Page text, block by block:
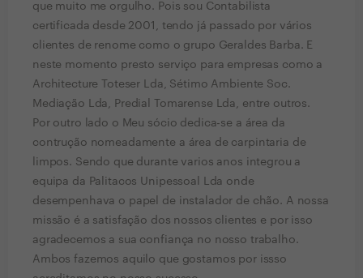
que muito me orgulho. Pois sou Contabilista
certificada desde 2001, tendo já passado por vários
clientes de renome como o grupo Geraldes Barba. E
neste momento presto serviço para empresas como a
Architecture Toteser Lda, Sétimo Ambiente Soc.
Mediação Lda, Predial Tomarense Lda, entre outros.
Por outro lado o Meu sócio dedica-se a área da
contrução nomeadamente a área de carpintaria de
limpos. Sendo que durante varios anos integrou a
equipa da Palitacos Unipessoal Lda onde
desempenhava o papel de instalador de chão. A nossa
missão é a satisfação dos nossos clientes e por isso
agradecemos a sua confiança no nosso trabalho.
Ambos fazemos aquilo que gostamos por issso